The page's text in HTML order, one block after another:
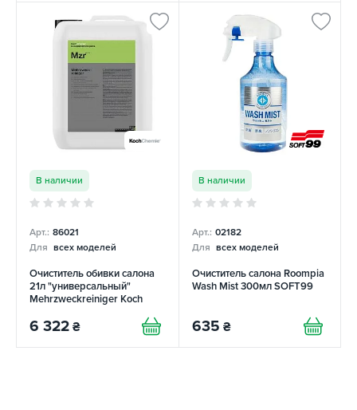
В наличии
Арт.: 86021
Для всех моделей
Очиститель обивки салона
21л "универсальный"
Mehrzweckreiniger Koch
6 322 ₴
В наличии
Арт.: 02182
Для всех моделей
Очиститель салона Roompia
Wash Mist 300мл SOFT99
635 ₴